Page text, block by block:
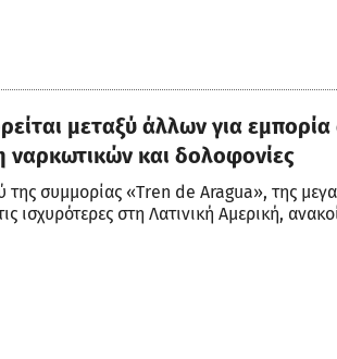
μεταξύ άλλων για
ναρκωτικών και δολοφονίες
συμμορίας «Tren de Aragua», της
ισχυρότερες στη Λατινική Αμερική,